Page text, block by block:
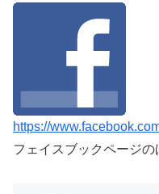
https://
フェイスブックページの